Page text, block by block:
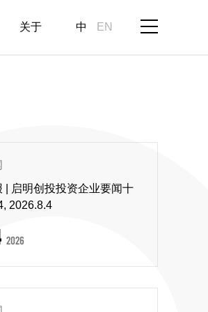
中 EN
关于
| 启明创投投资企业要闻十
2026.8.4
2026